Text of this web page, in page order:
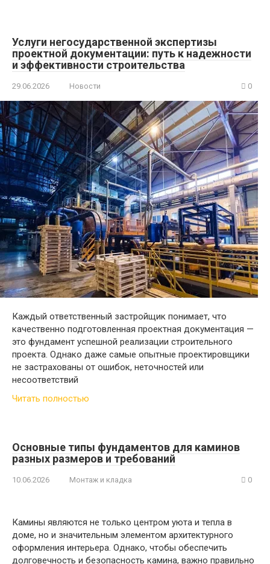
Услуги негосударственной экспертизы
проектной документации: путь к надежности
и эффективности строительства
29.06.2026 Новости 0
Каждый ответственный застройщик понимает, что
качественно подготовленная проектная документация —
это фундамент успешной реализации строительного
проекта. Однако даже самые опытные проектировщики
не застрахованы от ошибок, неточностей или
несоответствий
Читать полностью
Основные типы фундаментов для каминов
разных размеров и требований
10.06.2026 Монтаж и кладка 0
Камины являются не только центром уюта и тепла в
доме, но и значительным элементом архитектурного
оформления интерьера. Однако, чтобы обеспечить
долговечность и безопасность камина, важно правильно